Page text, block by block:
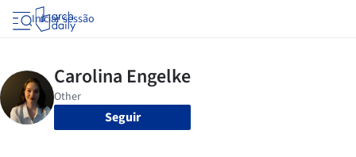
Iniciar sessão
Seguir